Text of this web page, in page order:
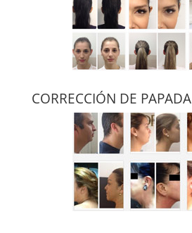
CORRECCIÓN DE PAPADA